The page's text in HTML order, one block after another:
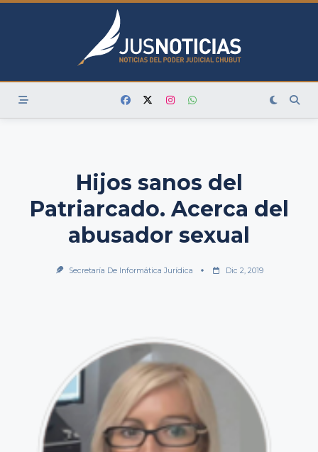
Skip
Hijos sanos del
Patriarcado. Acerca del
abusador sexual
Secretaría De Informática Jurídica Dic 2, 2019